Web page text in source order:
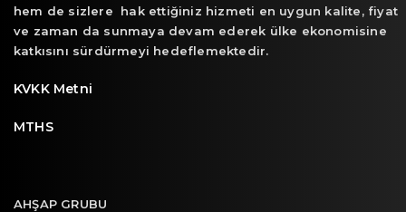
hem de sizlere hak ettiğiniz hizmeti en uygun kalite, fiyat
ve zaman da sunmaya devam ederek ülke ekonomisine
katkısını sürdürmeyi hedeflemektedir.
KVKK Metni
MTHS
AHŞAP GRUBU